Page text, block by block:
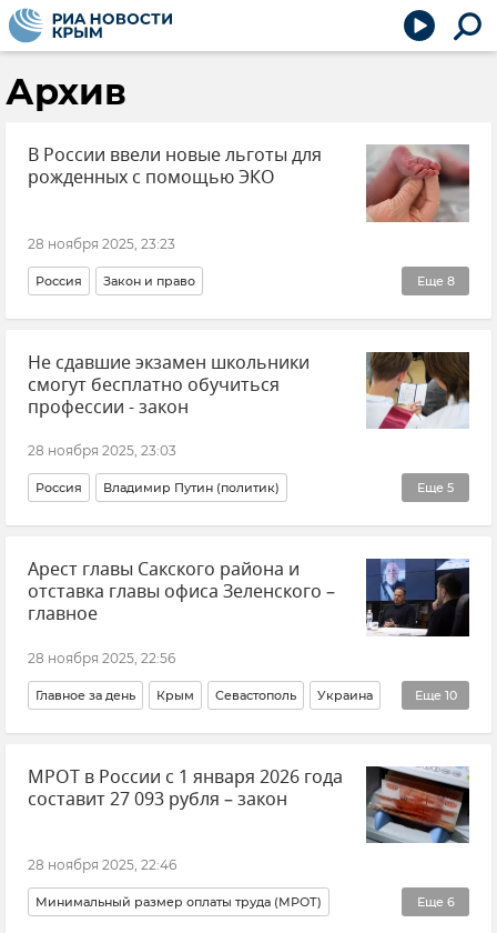
Архив
В России ввели новые льготы для
рожденных с помощью ЭКО
28 ноября 2025, 23:23
Еще 8
Россия Закон и право
Владимир Путин (политик) Программа ЭКО
Рождаемость Соцзащита Пенсия дети
Общество Новости
Не сдавшие экзамен школьники
смогут бесплатно обучиться
профессии - закон
28 ноября 2025, 23:03
Еще 5
Россия Владимир Путин (политик)
Закон и право Образование в России
Среднее профессиональное образование в Крыму
Общество
Арест главы Сакского района и
отставка главы офиса Зеленского –
главное
28 ноября 2025, 22:56
Еще 10
Главное за день Крым Севастополь Украина
Коррупция Бюджет Крыма Бюджет В мире
Политика Внешняя политика Новости
Новости Севастополя
МРОТ в России с 1 января 2026 года
составит 27 093 рубля – закон
28 ноября 2025, 22:46
Еще 6
Минимальный размер оплаты труда (МРОТ)